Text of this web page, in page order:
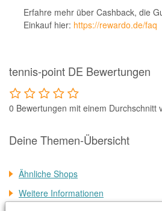
OTTO Office
Udemy
Pets Deli
SNIPES
Click & Boat
XXXLutz
BADER
Erfahre mehr über Cashback, die
Einkauf hier: https://rewardo.de/faq
tennis-point DE Bewertungen
0 Bewertungen mit einem Durchschnitt
Deine Themen-Übersicht
Ähnliche Shops
Weitere Informationen